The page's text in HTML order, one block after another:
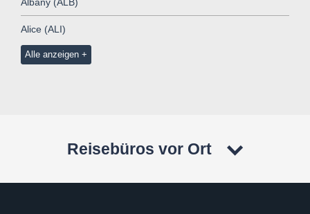
Alice (ALI)
Alle anzeigen
Reisebüros vor Ort